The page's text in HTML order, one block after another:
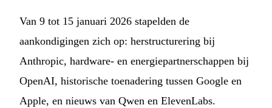
Van 9 tot 15 januari 2026 stapelden de
aankondigingen zich op: herstructurering bij
Anthropic, hardware- en energiepartnerschappen bij
OpenAI, historische toenadering tussen Google en
Apple, en nieuws van Qwen en ElevenLabs.